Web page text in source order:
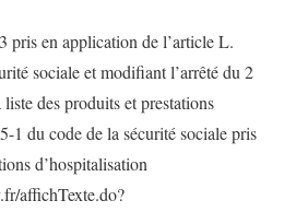
pris en application de l’article L.
sociale et modifiant l’arrêté du 2
des produits et prestations
1 du code de la sécurité sociale pris
d’hospitalisation
affichTexte.do?